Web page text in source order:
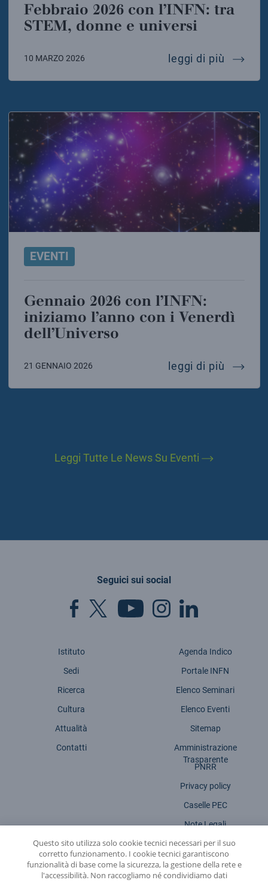
Febbraio 2026 con l’INFN: tra
STEM, donne e universi
10 MARZO 2026 leggi di più
EVENTI
Gennaio 2026 con l’INFN:
iniziamo l’anno con i Venerdì
dell’Universo
21 GENNAIO 2026 leggi di più
Leggi Tutte Le News Su Eventi
Seguici sui social
Istituto
Sedi
Ricerca
Cultura
Attualità
Contatti
Agenda Indico
Portale INFN
Elenco Seminari
Elenco Eventi
Sitemap
Amministrazione
Trasparente
PNRR
Privacy policy
Caselle PEC
Note Legali
Dichiarazione accessibilità
Questo sito utilizza solo cookie tecnici necessari per il suo
corretto funzionamento. I cookie tecnici garantiscono
funzionalità di base come la sicurezza, la gestione della rete e
l'accessibilità. Non raccogliamo né condividiamo dati